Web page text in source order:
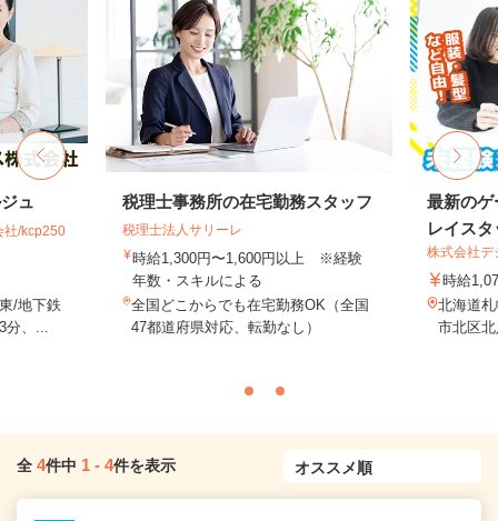
ュ
社/kcp250
/地下鉄
、...
税理士事務所の在宅勤務スタッフ
税理士法人サリーレ
時給1,300円〜1,600円以上 ※経験
年数・スキルによる
全国どこからでも在宅勤務OK（全国
47都道府県対応、転勤なし）
最新のゲ
レイスタ
株式会社
時給
北海道
市北区
全 4件中 1 - 4件を表示